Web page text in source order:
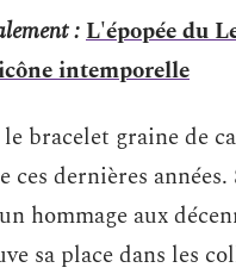
:L'épopée du
intemporelle
bracelet graine de
ces dernières années.
hommage aux
sa place dans les